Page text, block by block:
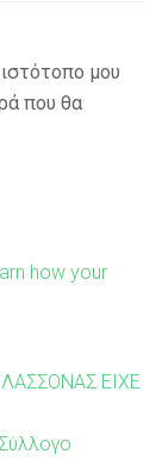
μου
που θα
how your
ΕΙΧΕ